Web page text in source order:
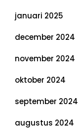
januari 2025
december 2024
november 2024
oktober 2024
september 2024
augustus 2024